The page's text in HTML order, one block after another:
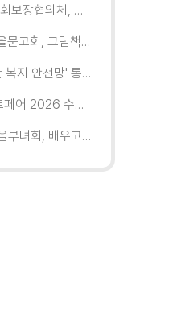
[파장동] 지역사회보장협의체, 사랑의 삼계탕 나눔으로 건강한 여름나기 지원
[영통2동] 새마을문고회, 그림책 작가 김지우와 함께하는 북토크 개최
[매산동] '촘촘한 복지 안전망' 통합사례관리로 위기가구 지원 강화
제18회 뱅크아트페어 2026 수원 개막, '나도 그림을 소유한다'
[세류3동] 새마을부녀회, 배우고 고치고 나누는 「옷고치미 동행」